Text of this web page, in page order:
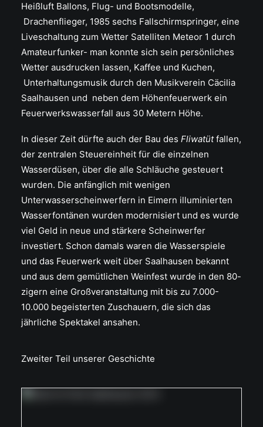
Heißluft Ballons, Flug- und Bootsmodelle,
Drachenflieger, 1985 sechs Fallschirmspringer, eine
Liveschaltung zum Wetter Satelliten Meteor 1 durch
Amateurfunker- man konnte sich sein persönliches
Wetter ausdrucken lassen, Kaffee und Kuchen,
Unterhaltungsmusik durch den Musikverein Cäcilia
Saalhausen und neben dem Höhenfeuerwerk ein
Feuerwerkswasserfall aus 30 Metern Höhe.
In dieser Zeit dürfte auch der Bau des Fliwatütfallen,
der zentralen Steuereinheit für die einzelnen
Wasserdüsen, über die alle Schläuche gesteuert
wurden. Die anfänglich mit wenigen
Unterwasserscheinwerfern in Eimern illuminierten
Wasserfontänen wurden modernisiert und es wurde
viel Geld in neue und stärkere Scheinwerfer
investiert. Schon damals waren die Wasserspiele
und das Feuerwerk weit über Saalhausen bekannt
und aus dem gemütlichen Weinfest wurde in den 80-
zigern eine Großveranstaltung mit bis zu 7.000-
10.000 begeisterten Zuschauern, die sich das
jährliche Spektakel ansahen.
Zweiter Teil unserer Geschichte